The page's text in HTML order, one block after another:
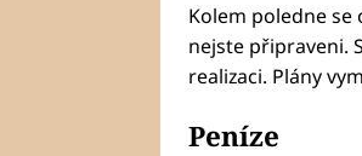
Kolem poledne
nejste připraveni.
realizaci. Plány
Peníze